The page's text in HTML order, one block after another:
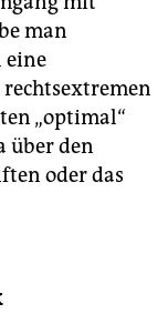
man
eine
„optimal“
über den
oder das